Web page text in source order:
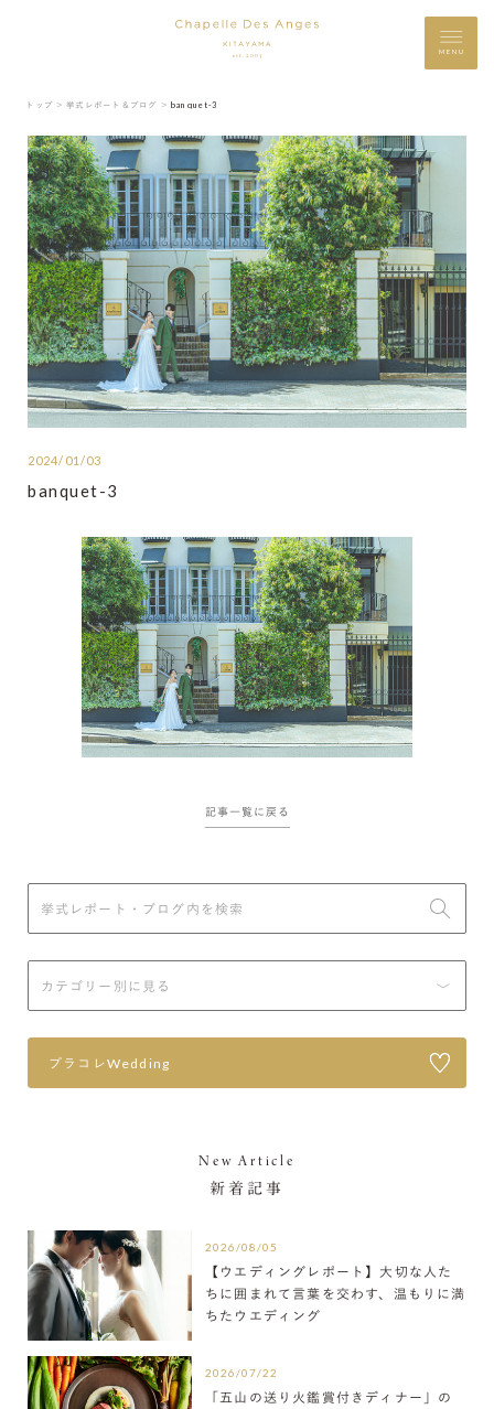
MENU
トップ ＞ 挙式レポート＆ブログ ＞ banquet-3
2024/01/03
banquet-3
記事一覧に戻る
プラコレWedding
New Article
新着記事
2026/08/05
【ウエディングレポート】大切な人た
ちに囲まれて言葉を交わす、温もりに満
ちたウエディング
2026/07/22
「五山の送り火鑑賞付きディナー」の